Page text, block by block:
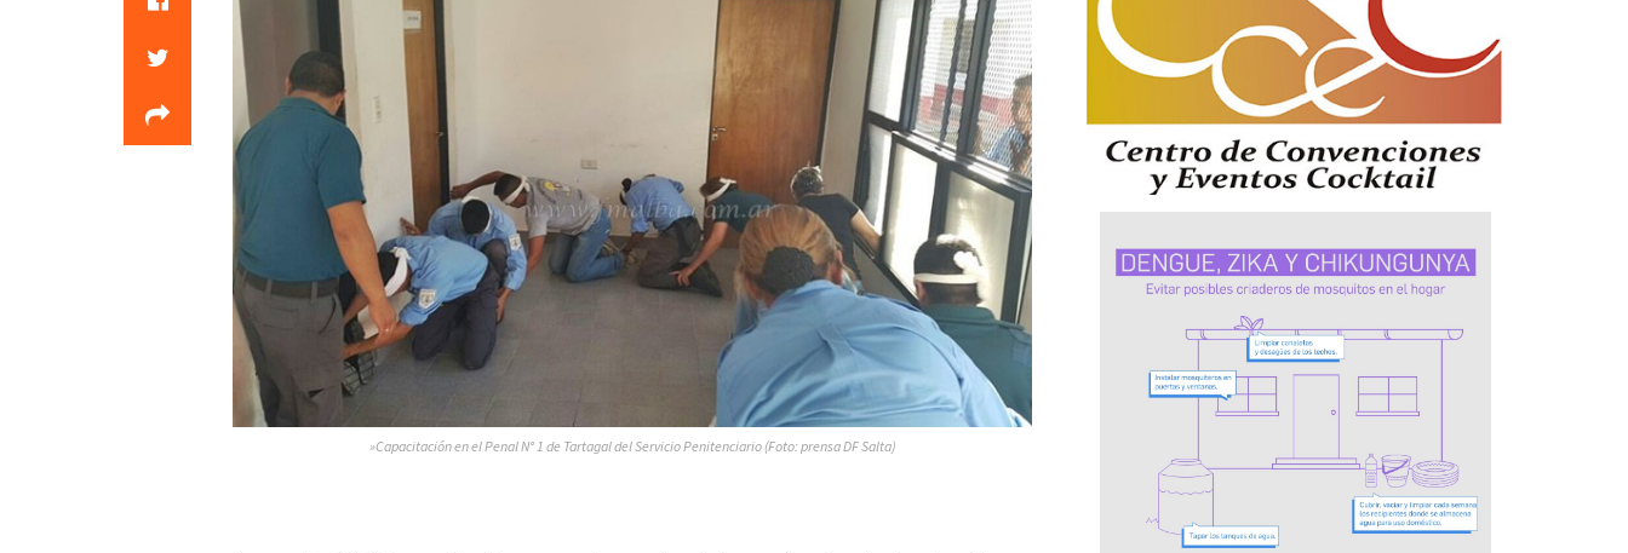
»Capacitación en el Penal N° 1 de Tartagal del Servicio Penitenciario (Foto: prensa DF Salta)